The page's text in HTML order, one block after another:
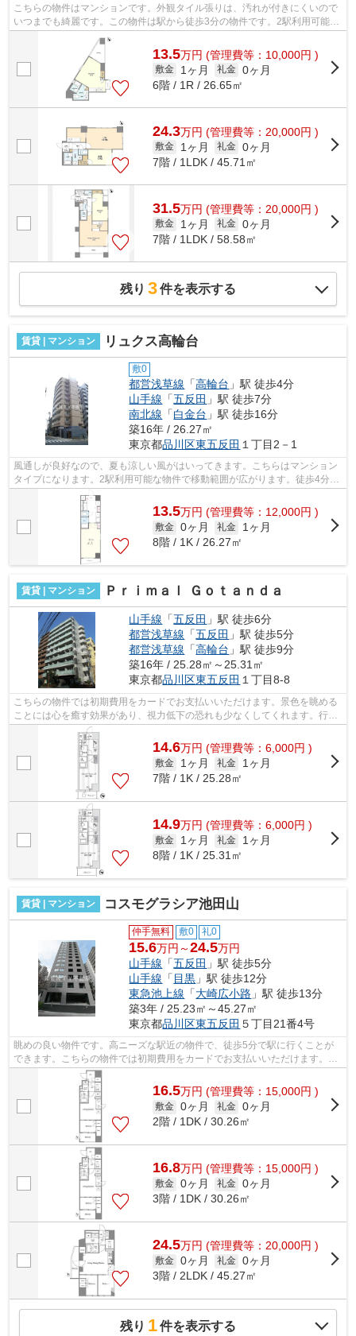
こちらの物件はマンションです。外観タイル張りは、汚れが付きにくいので
いつまでも綺麗です。この物件は駅から徒歩3分の物件です。2駅利用可能な
物件なので行動範囲も広がります。高...
13.5万円 (管理費等：10,000円 )
敷金 1ヶ月 礼金 0ヶ月
6階 / 1R / 26.65㎡
24.3万円 (管理費等：20,000円 )
敷金 1ヶ月 礼金 0ヶ月
7階 / 1LDK / 45.71㎡
31.5万円 (管理費等：20,000円 )
敷金 1ヶ月 礼金 0ヶ月
7階 / 1LDK / 58.58㎡
残り 3件を表示する
賃貸 | マンション リュクス高輪台
敷0
都営浅草線 「高輪台 」駅 徒歩4分
山手線 「五反田 」駅 徒歩7分
南北線 「白金台 」駅 徒歩16分
築16年 / 26.27㎡
東京都品川区東五反田 １丁目2－1
風通しが良好なので、夏も涼しい風がはいってきます。こちらはマンション
タイプになります。2駅利用可能な物件で移動範囲が広がります。徒歩4分で
駅にアクセスできる物件です。ATMに行...
13.5万円 (管理費等：12,000円 )
敷金 0ヶ月 礼金
1ヶ月
8階 / 1K / 26.27㎡
賃貸 | マンション Ｐｒｉｍａｌ Ｇｏｔａｎｄａ
山手線 「五反田 」駅 徒歩6分
都営浅草線 「五反田 」駅 徒歩5分
都営浅草線 「高輪台 」駅 徒歩9分
築16年 / 25.28㎡～25.31㎡
東京都品川区東五反田 １丁目8-8
こちらの物件では初期費用をカードでお支払いいただけます。景色を眺める
ことには心を癒す効果があり、視力低下の恐れも少なくしてくれます。行き
先に応じて駅を選べる2駅利用可能な物...
14.6万円 (管理費等：6,000円 )
敷金 1ヶ月 礼金
1ヶ月
7階 / 1K / 25.28㎡
14.9万円 (管理費等：6,000円 )
敷金 1ヶ月 礼金
1ヶ月
8階 / 1K / 25.31㎡
賃貸 | マンション コスモグラシア池田山
仲手無料 敷0 礼0
15.6万円～24.5万円
山手線 「五反田 」駅 徒歩5分
山手線 「 目黒 」駅 徒歩12分
東急池上線 「大崎広小路 」駅 徒歩13分
築3年 / 25.23㎡～45.27㎡
東京都品川区東五反田 ５丁目21番4号
眺めの良い物件です。高ニーズな駅近の物件で、徒歩5分で駅に行くことが
できます。こちらの物件では初期費用をカードでお支払いいただけます。こ
だわり条件、通風良好のシンプルな作り...
16.5万円 (管理費等：15,000円 )
敷金 0ヶ月 礼金 0ヶ月
2階 / 1DK / 30.26㎡
16.8万円 (管理費等：15,000円 )
敷金 0ヶ月 礼金 0ヶ月
3階 / 1DK / 30.26㎡
24.5万円 (管理費等：20,000円 )
敷金 0ヶ月 礼金 0ヶ月
3階 / 2LDK / 45.27㎡
残り 1件を表示する